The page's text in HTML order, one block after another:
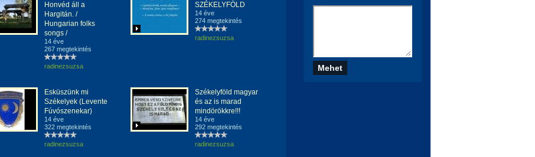
Honvéd áll a
Hargitán. /
Hungarian folks
songs /
14 éve
267 megtekintés
radinezsuzsa
SZÉKELYFÖLD
14 éve
274 megtekintés
radinezsuzsa
Esküszünk mi
Székelyek (Levente
Fúvószenekar)
14 éve
322 megtekintés
radinezsuzsa
Székelyföld magyar
és az is marad
mindörökkre!!!
14 éve
292 megtekintés
radinezsuzsa